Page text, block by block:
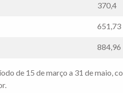
370,4
651,73
884,96
de 15 de março a 31 de maio,